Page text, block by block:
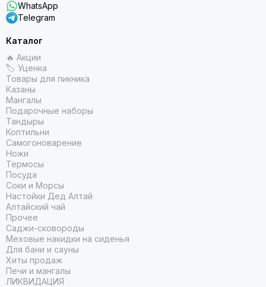
WhatsApp
Telegram
Каталог
🔥 Акции
🏷 Уценка
Товары для пикника
Казаны
Мангалы
Подарочные наборы
Тандыры
Коптильни
Самогоноварение
Ножи
Термосы
Посуда
Соки и Морсы
Настойки Дед Алтай
Алтайский чай
Прочее
Саджи-сковороды
Меховые накидки на сиденья
Для бани и сауны
Хиты продаж
Печи и мангалы
ЛИКВИДАЦИЯ